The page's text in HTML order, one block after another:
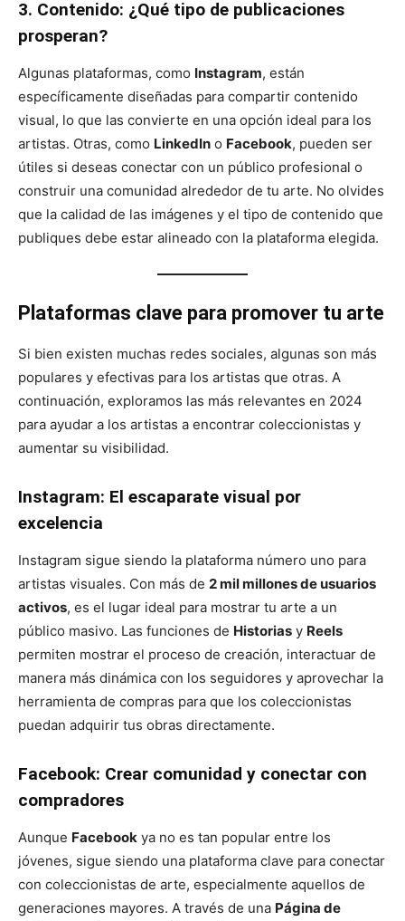
3. Contenido: ¿Qué tipo de publicaciones
prosperan?
Algunas plataformas, como Instagram, están
específicamente diseñadas para compartir contenido
visual, lo que las convierte en una opción ideal para los
artistas. Otras, como LinkedIn o Facebook, pueden ser
útiles si deseas conectar con un público profesional o
construir una comunidad alrededor de tu arte. No olvides
que la calidad de las imágenes y el tipo de contenido que
publiques debe estar alineado con la plataforma elegida.
Plataformas clave para promover tu arte
Si bien existen muchas redes sociales, algunas son más
populares y efectivas para los artistas que otras. A
continuación, exploramos las más relevantes en 2024
para ayudar a los artistas a encontrar coleccionistas y
aumentar su visibilidad.
Instagram: El escaparate visual por
excelencia
Instagram sigue siendo la plataforma número uno para
artistas visuales. Con más de 2 mil millones de usuarios
activos, es el lugar ideal para mostrar tu arte a un
público masivo. Las funciones de Historias y Reels
permiten mostrar el proceso de creación, interactuar de
manera más dinámica con los seguidores y aprovechar la
herramienta de compras para que los coleccionistas
puedan adquirir tus obras directamente.
Facebook: Crear comunidad y conectar con
compradores
Aunque Facebook ya no es tan popular entre los
jóvenes, sigue siendo una plataforma clave para conectar
con coleccionistas de arte, especialmente aquellos de
generaciones mayores. A través de una Página de